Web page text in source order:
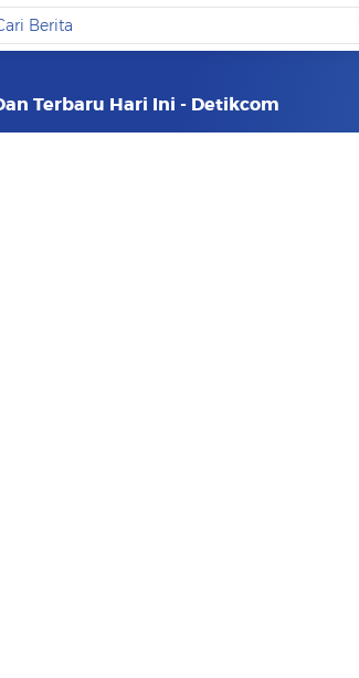
Terbaru Hari Ini - Detikcom